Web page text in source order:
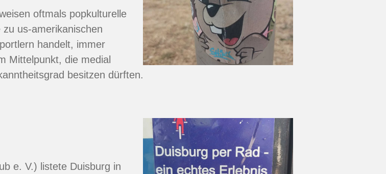
oftmals popkulturelle
us-amerikanischen
handelt, immer
Mittelpunkt, die medial
besitzen dürften.
e. V.) listete Duisburg in